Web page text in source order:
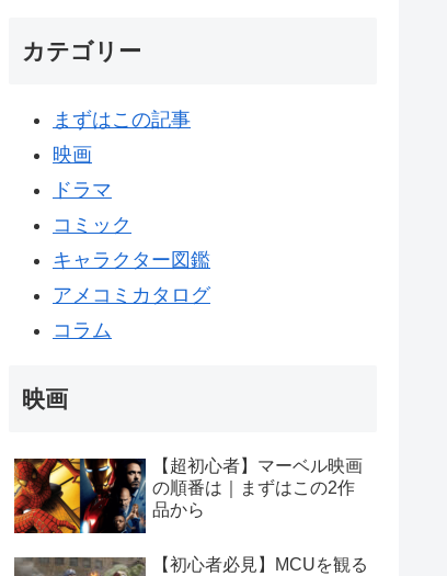
カテゴリー
まずはこの記事
映画
ドラマ
コミック
キャラクター図鑑
アメコミカタログ
コラム
映画
【超初心者】マーベル映画
の順番は｜まずはこの2作
品から
【初心者必見】MCUを観る